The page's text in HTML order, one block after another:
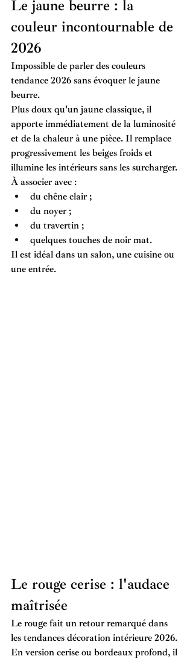
Le jaune beurre : la
couleur incontournable de
2026
Impossible de parler des couleurs
tendance 2026 sans évoquer le jaune
beurre.
Plus doux qu'un jaune classique, il
apporte immédiatement de la luminosité
et de la chaleur à une pièce. Il remplace
progressivement les beiges froids et
illumine les intérieurs sans les surcharger.
À associer avec :
du chêne clair ;
du noyer ;
du travertin ;
quelques touches de noir mat.
Il est idéal dans un salon, une cuisine ou
une entrée.
Le rouge cerise : l'audace
maîtrisée
Le rouge fait un retour remarqué dans
les tendances décoration intérieure 2026.
En version cerise ou bordeaux profond, il